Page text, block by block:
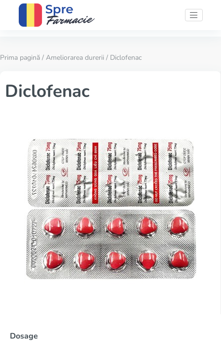
Prima pagină / Ameliorarea durerii / Diclofenac
Diclofenac
Dosage